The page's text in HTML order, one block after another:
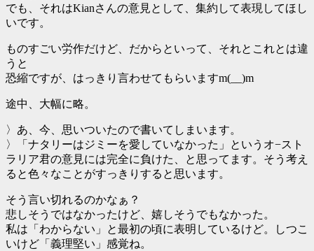
でも、それはKianさんの意見として、集約して表現してほし
いです。
ものすごい労作だけど、だからといって、それとこれとは違
うと
恐縮ですが、はっきり言わせてもらいますm(__)m
途中、大幅に略。
〉あ、今、思いついたので書いてしまいます。
〉「ナタリーはジミーを愛していなかった」というオ−スト
ラリア君の意見には完全に負けた、と思ってます。そう考え
ると色々なことがすっきりすると思います。
そう言い切れるのかなぁ？
悲しそうではなかったけど、嬉しそうでもなかった。
私は「わからない」と最初の頃に表明しているけど。しつこ
いけど「義理堅い」感覚ね。